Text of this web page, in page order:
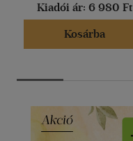
Kiadói ár: 6 980 Ft
Kosárba